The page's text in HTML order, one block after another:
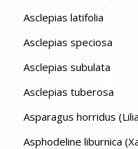
Asclepias latifolia
Asclepias speciosa
Asclepias subulata
Asclepias tuberosa
Asparagus horridus
Asphodeline liburnica